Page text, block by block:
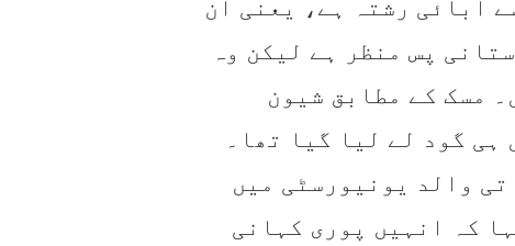
آبائی رشتہ ہے، یعنی ان
پس منظر ہے لیکن وہ
مسک کے مطابق شیون
ہی گود لے لیا گیا تھا۔
والد یونیورسٹی میں
کہ انہیں پوری کہانی